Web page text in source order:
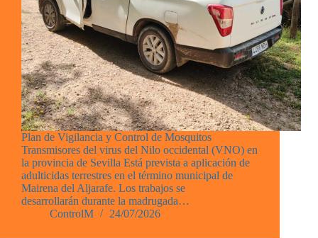
Plan de Vigilancia y Control de Mosquitos
Transmisores del virus del Nilo occidental (VNO) en
la provincia de Sevilla Está prevista a aplicación de
adulticidas terrestres en el término municipal de
Mairena del Aljarafe. Los trabajos se
desarrollarán durante la madrugada…
ControlM
24/07/2026